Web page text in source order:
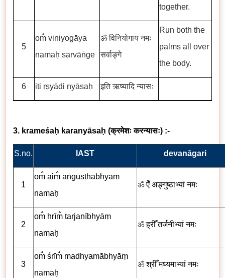
together.
5
om̐ viniyogāya
namaḥ sarvāṅge
ॐ विनियोगाय नमः
सर्वाङ्गे
Run both the
palms all over
the body.
6 iti ṛṣyādi nyāsaḥ इति ऋष्यादि न्यासः
3. krameśaḥ karanyāsaḥ (क्रमेशः करन्यासः) :-
S.no. IAST devanāgari
1
om̐ aim̐ aṅguṣṭhābhyāṃ
namaḥ
ॐऐँ अङ्गुष्ठाभ्यां नमः
2
om̐ hrīm̐ tarjanībhyāṃ
namaḥ
ॐह्रीँ तर्जनीभ्यां नमः
3
om̐ śrīm̐ madhyamābhyāṃ
namaḥ
ॐश्रीँ मध्यमाभ्यां नमः